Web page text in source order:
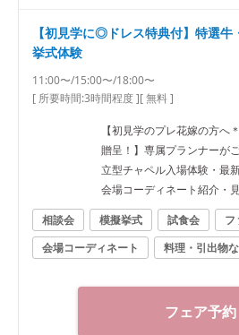
【初見学に◎ドレス特典付】特選
挙式体験
11:00〜/15:00〜/18:00〜
[ 所要時間:3時間程度][ 無料 ]
【初見学のプレ花嫁の方へ
贈呈！】専属プランナーが
立型チャペル入場体験・最
会場コーディネート紹介・
相談会
模擬挙式 試食会
フ
会場コーディネート
料理・引出物
フェア予約